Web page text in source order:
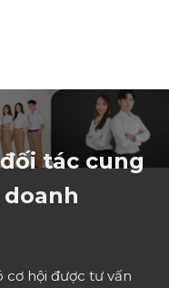
tác cung
cơ hội được tư vấn